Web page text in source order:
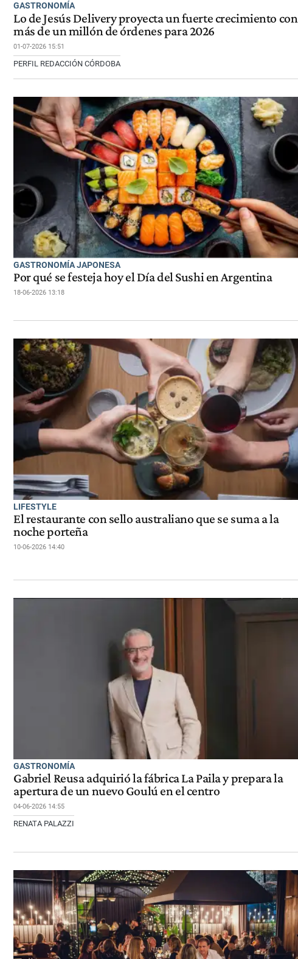
GASTRONOMÍA
Lo de Jesús Delivery proyecta un fuerte crecimiento con
más de un millón de órdenes para 2026
01-07-2026 15:51
PERFIL REDACCIÓN CÓRDOBA
GASTRONOMÍA JAPONESA
Por qué se festeja hoy el Día del Sushi en Argentina
18-06-2026 13:18
LIFESTYLE
El restaurante con sello australiano que se suma a la
noche porteña
10-06-2026 14:40
GASTRONOMÍA
Gabriel Reusa adquirió la fábrica La Paila y prepara la
apertura de un nuevo Goulú en el centro
04-06-2026 14:55
RENATA PALAZZI